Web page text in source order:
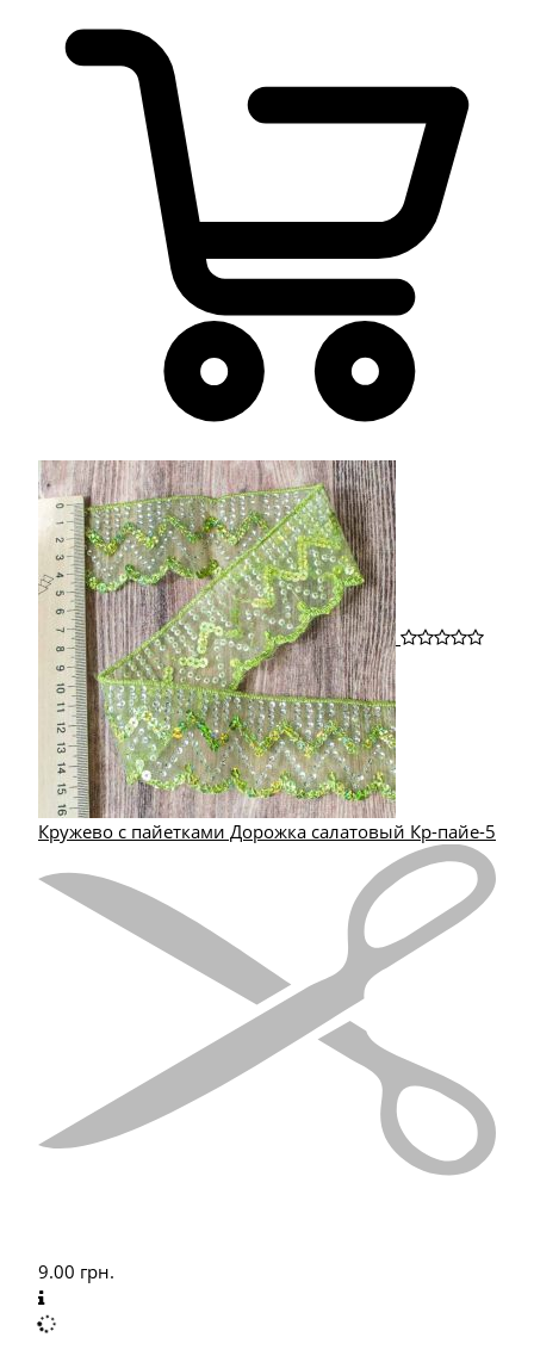
Кружево с пайетками Дорожка салатовый Кр-пайе-5
9.00 грн.